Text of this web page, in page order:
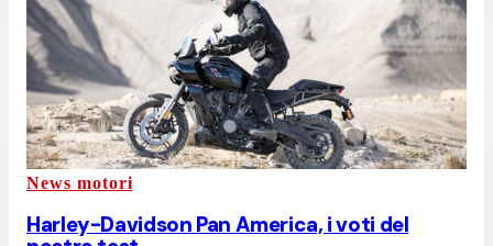
News motori
Harley-Davidson Pan America, i voti del